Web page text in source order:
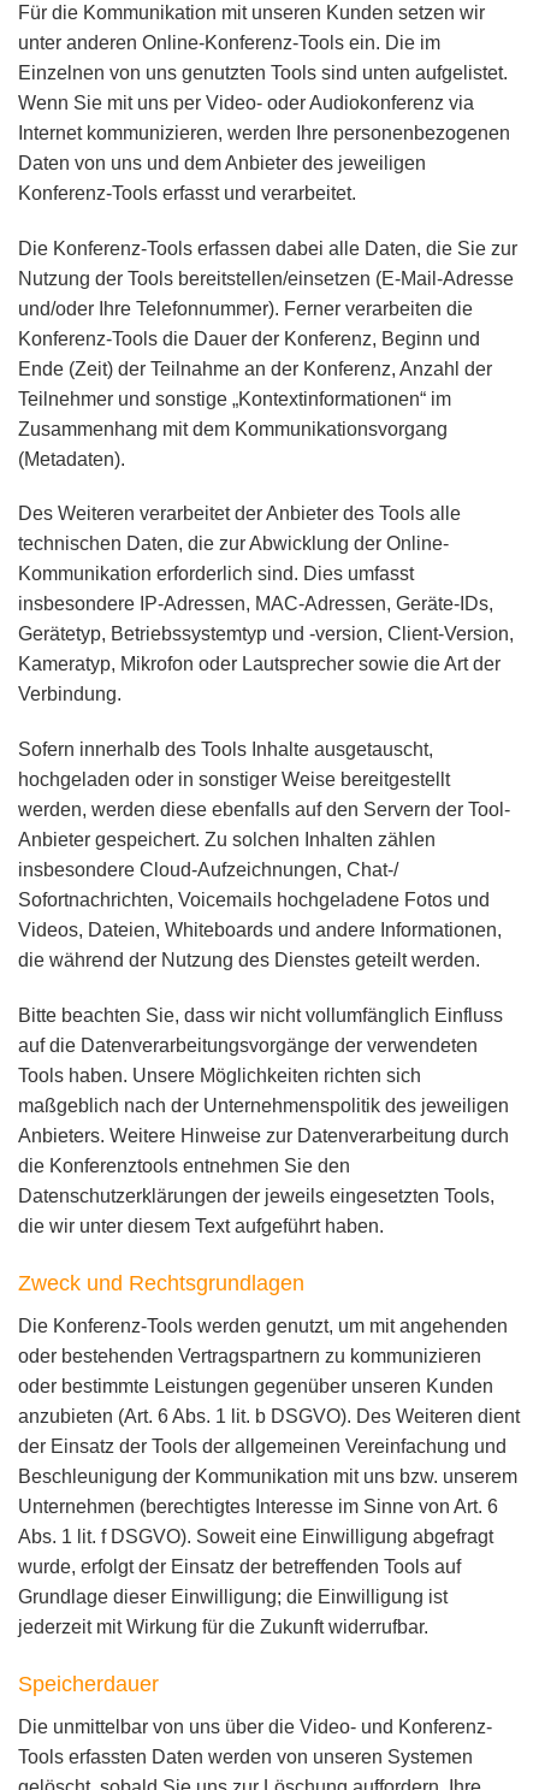
Für die Kommunikation mit unseren Kunden setzen wir
unter anderen Online-Konferenz-Tools ein. Die im
Einzelnen von uns genutzten Tools sind unten aufgelistet.
Wenn Sie mit uns per Video- oder Audiokonferenz via
Internet kommunizieren, werden Ihre personenbezogenen
Daten von uns und dem Anbieter des jeweiligen
Konferenz-Tools erfasst und verarbeitet.
Die Konferenz-Tools erfassen dabei alle Daten, die Sie zur
Nutzung der Tools bereitstellen/einsetzen (E-Mail-Adresse
und/oder Ihre Telefonnummer). Ferner verarbeiten die
Konferenz-Tools die Dauer der Konferenz, Beginn und
Ende (Zeit) der Teilnahme an der Konferenz, Anzahl der
Teilnehmer und sonstige „Kontextinformationen“ im
Zusammenhang mit dem Kommunikationsvorgang
(Metadaten).
Des Weiteren verarbeitet der Anbieter des Tools alle
technischen Daten, die zur Abwicklung der Online-
Kommunikation erforderlich sind. Dies umfasst
insbesondere IP-Adressen, MAC-Adressen, Geräte-IDs,
Gerätetyp, Betriebssystemtyp und -version, Client-Version,
Kameratyp, Mikrofon oder Lautsprecher sowie die Art der
Verbindung.
Sofern innerhalb des Tools Inhalte ausgetauscht,
hochgeladen oder in sonstiger Weise bereitgestellt
werden, werden diese ebenfalls auf den Servern der Tool-
Anbieter gespeichert. Zu solchen Inhalten zählen
insbesondere Cloud-Aufzeichnungen, Chat-/
Sofortnachrichten, Voicemails hochgeladene Fotos und
Videos, Dateien, Whiteboards und andere Informationen,
die während der Nutzung des Dienstes geteilt werden.
Bitte beachten Sie, dass wir nicht vollumfänglich Einfluss
auf die Datenverarbeitungsvorgänge der verwendeten
Tools haben. Unsere Möglichkeiten richten sich
maßgeblich nach der Unternehmenspolitik des jeweiligen
Anbieters. Weitere Hinweise zur Datenverarbeitung durch
die Konferenztools entnehmen Sie den
Datenschutzerklärungen der jeweils eingesetzten Tools,
die wir unter diesem Text aufgeführt haben.
Zweck und Rechtsgrundlagen
Die Konferenz-Tools werden genutzt, um mit angehenden
oder bestehenden Vertragspartnern zu kommunizieren
oder bestimmte Leistungen gegenüber unseren Kunden
anzubieten (Art. 6 Abs. 1 lit. b DSGVO). Des Weiteren dient
der Einsatz der Tools der allgemeinen Vereinfachung und
Beschleunigung der Kommunikation mit uns bzw. unserem
Unternehmen (berechtigtes Interesse im Sinne von Art. 6
Abs. 1 lit. f DSGVO). Soweit eine Einwilligung abgefragt
wurde, erfolgt der Einsatz der betreffenden Tools auf
Grundlage dieser Einwilligung; die Einwilligung ist
jederzeit mit Wirkung für die Zukunft widerrufbar.
Speicherdauer
Die unmittelbar von uns über die Video- und Konferenz-
Tools erfassten Daten werden von unseren Systemen